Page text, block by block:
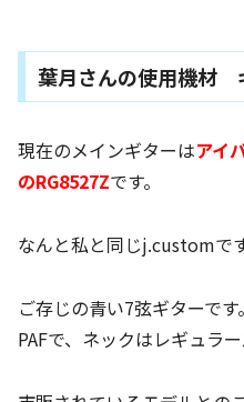
葉月さんの使用機材
現在のメインギターはアイ
のRG8527Zです。
なんと私と同じj.customで
ご存じの青い7弦ギターで
PAFで、ネックはレギュラー